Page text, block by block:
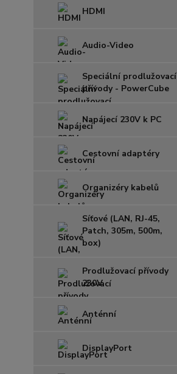
HDMI
Audio-Video
Speciální prodlužovací
přívody - PowerCube
Napájecí 230V k PC
Cestovní adaptéry
Organizéry kabelů
Síťové (LAN, RJ-45,
Patch, 305m, 500m,
box)
Prodlužovací přívody
230V
Anténní
DisplayPort